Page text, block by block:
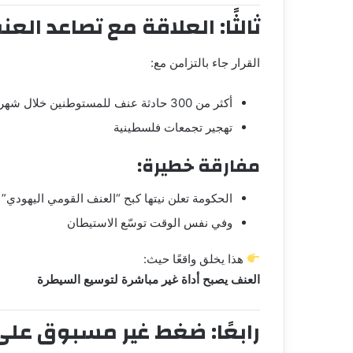
ثالثًا: العلاقة مع تصاعد
القرار جاء بالتزامن مع:
أكثر من 300 حادثة عنف للمستوطنين خلال شهر
تهجير تجمعات فلسطينية
مفارقة خطيرة:
الحكومة تعلن نيتها كبح “العنف القومي اليهودي”
وفي نفس الوقت توسّع الاستيطان
هذا يخلق واقعًا حيث:
العنف يصبح أداة غير مباشرة لتوسيع السيطرة
رابعًا: ضغط غير مسبوق